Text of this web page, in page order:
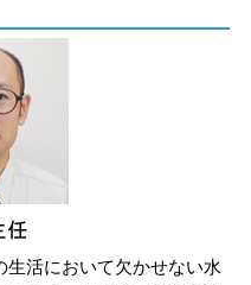
活において欠かせない水